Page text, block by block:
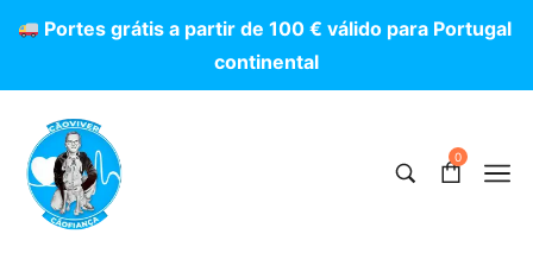
Portes grátis a partir de 100 € válido para Portugal
continental
0